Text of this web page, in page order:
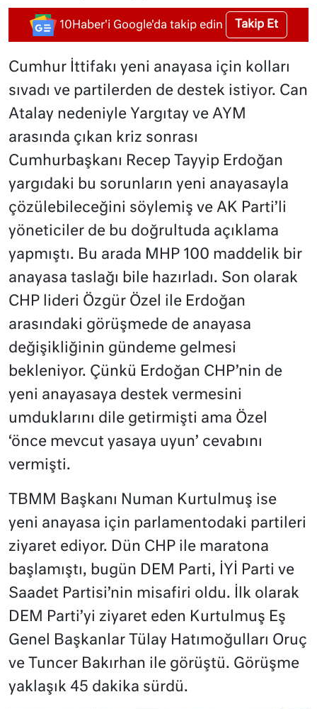
10Haber'i Google'da takip edin Takip Et
Cumhur İttifakı yeni anayasa için kolları
sıvadı ve partilerden de destek istiyor. Can
Atalay nedeniyle Yargıtay ve AYM
arasında çıkan kriz sonrası
Cumhurbaşkanı Recep Tayyip Erdoğan
yargıdaki bu sorunların yeni anayasayla
çözülebileceğini söylemiş ve AK Parti’li
yöneticiler de bu doğrultuda açıklama
yapmıştı. Bu arada MHP 100 maddelik bir
anayasa taslağı bile hazırladı. Son olarak
CHP lideri Özgür Özel ile Erdoğan
arasındaki görüşmede de anayasa
değişikliğinin gündeme gelmesi
bekleniyor. Çünkü Erdoğan CHP’nin de
yeni anayasaya destek vermesini
umduklarını dile getirmişti ama Özel
‘önce mevcut yasaya uyun’ cevabını
vermişti.
TBMM Başkanı Numan Kurtulmuş ise
yeni anayasa için parlamentodaki partileri
ziyaret ediyor. Dün CHP ile maratona
başlamıştı, bugün DEM Parti, İYİ Parti ve
Saadet Partisi’nin misafiri oldu. İlk olarak
DEM Parti’yi ziyaret eden Kurtulmuş Eş
Genel Başkanlar Tülay Hatımoğulları Oruç
ve Tuncer Bakırhan ile görüştü. Görüşme
yaklaşık 45 dakika sürdü.